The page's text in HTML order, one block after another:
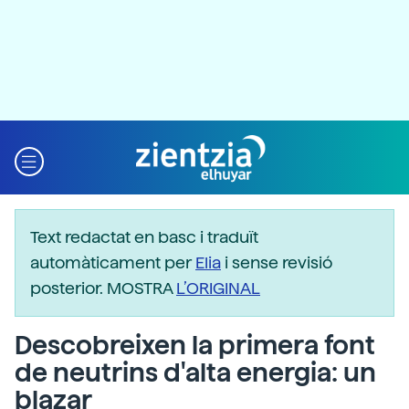
Text redactat en basc i traduït
automàticament perElia i sense revisió
posterior. MOSTRAL’ORIGINAL
Descobreixen la primera font
de neutrins d'alta energia: un
blazar